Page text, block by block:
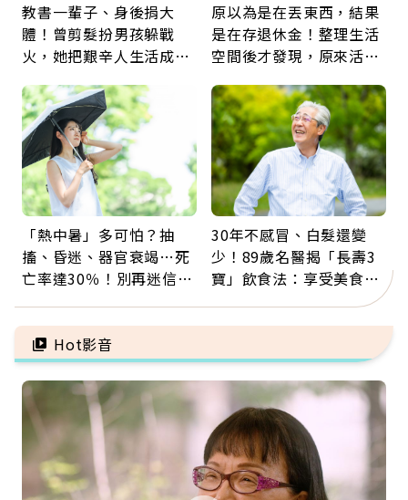
教書一輩子、身後捐大
體！曾剪髮扮男孩躲戰
火，她把艱辛人生活成風
福
原以為是在丟東西，結果
是在存退休金！整理生活
空間後才發現，原來活得
「熱中暑」多可怕？抽
搐、昏迷、器官衰竭…死
亡率達30％！別再迷信
5招才能真救命
30年不感冒、白髮還變
少！89歲名醫揭「長壽3
寶」飲食法：享受美食不
忌口，偶爾也該吃點肉
Hot影音